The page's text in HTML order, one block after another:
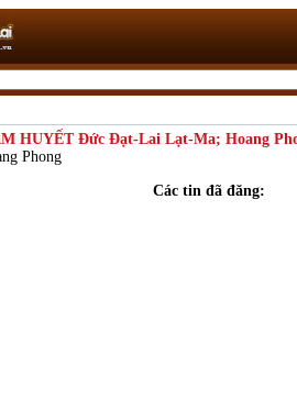
HUYẾT Đức Đạt-Lai Lạt-Ma; Hoang
Phong
Các tin đã đăng: